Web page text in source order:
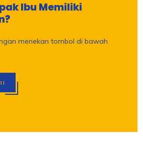
Ibu Memiliki
menekan tombol di bawah